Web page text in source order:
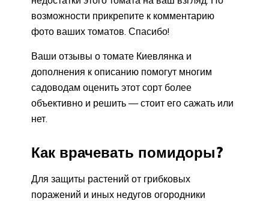
возможности прикрепите к комментарию
фото ваших томатов. Спасибо!
Ваши отзывы о томате Киевлянка и
дополнения к описанию помогут многим
садоводам оценить этот сорт более
объективно и решить — стоит его сажать или
нет.
Как врачевать помидоры?
Для защиты растений от грибковых
поражений и иных недугов огородники